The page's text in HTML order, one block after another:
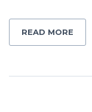
READ MORE